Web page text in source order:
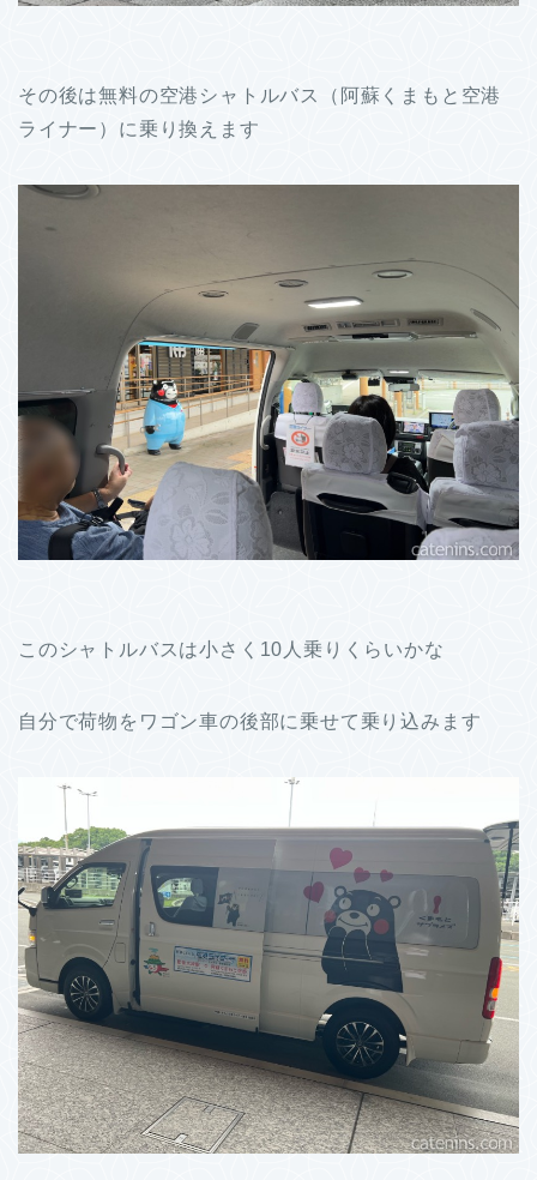
その後は無料の空港シャトルバス（阿蘇くまもと空港
ライナー）に乗り換えます
このシャトルバスは小さく10人乗りくらいかな
自分で荷物をワゴン車の後部に乗せて乗り込みます